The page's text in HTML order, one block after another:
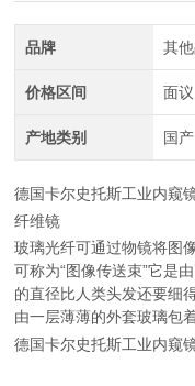
品牌 其
价格区间 面议
产地类别 国产
德国卡尔史托斯工业内窥
纤维镜
玻璃光纤可通过物镜将图
可称为“图像传送束”它是
的直径比人类头发还要细
由一层薄薄的外套玻璃包着
德国卡尔史托斯工业内窥